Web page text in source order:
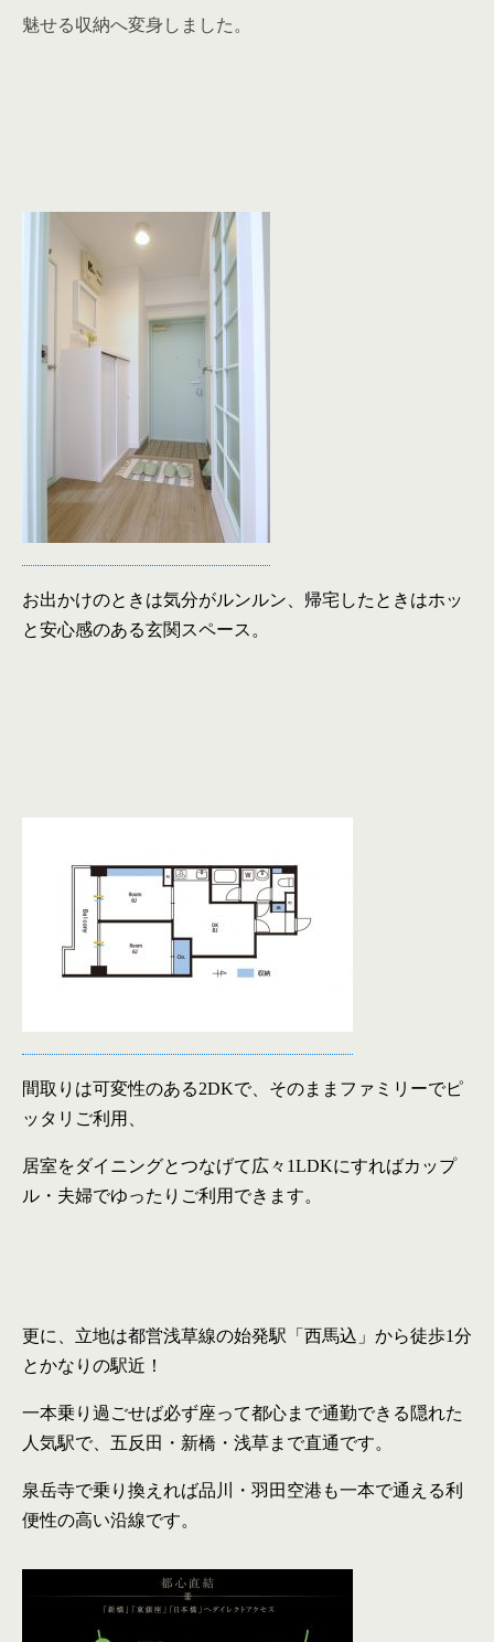
魅せる収納へ変身しました。
お出かけのときは気分がルンルン、帰宅したときはホッ
と安心感のある玄関スペース。
間取りは可変性のある2DKで、そのままファミリーでピ
ッタリご利用、
居室をダイニングとつなげて広々 1LDKにすればカップ
ル・夫婦でゆったりご利用できます。
更に、立地は都営浅草線の始発駅「西馬込」から徒歩1分
とかなりの駅近！
一本乗り過ごせば必ず座って都心まで通勤できる隠れた
人気駅で、五反田・新橋・浅草まで直通です。
泉岳寺で乗り換えれば品川・羽田空港も一本で通える利
便性の高い沿線です。